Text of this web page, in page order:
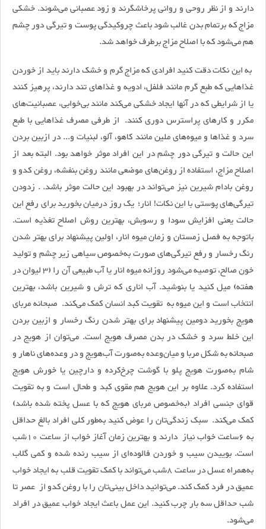
دارند و از نظر روحی و روانی پرخاشگرند و زود عصبانی می‌شوند. خشکی
مزاج که برتمام بدن غالب ‌شود باعث چروکیدگی پوست و تیرگی دور چشم
هم می‌شود که با اصلاح مزاج برطرف خواهد شد.
به این نکات دقت کنید افرادی که مزاج گرم و خشک دارند باید از خوردن
غذاهایی که طبع گرم مانند فلفل، ادویه و غذاهای تند دارند، پرهیز کنند
یا از شرایطی که در آنها ایجاد خشکی می‌کند مانند بی‌خوابی، عصبانیت‌های
مکرر و کارهای پراسترس دوری کنند. از طرفی مصرف غذاهایی با طبع
سرد و غذاها و میوه‌های ملین مانند کاهو، آلو، لبنیات و... در ازبین بردن
این حالت و تیرگی دور چشم در این افراد موثر خواهد بود. البته بعد از
اصلاح مزاج، استفاده از روغن‌های موضعی مانند روغن بنفشه، روغن کدو و
روغن بادام شیرین نیز می‌تواند در بهبود این حالت موثر باشد. . زدودن
تیرگی‌های پوستی با این نکات! انار؛ یک روز درمیان بخورید برای رفع این
حالت یعنی افزایش سودا و رسوبش، بهترین روش اصلاح تغذیه است.
با‌توجه به فصل زمستان و زمان میوه انار، اولین پیشنهاد برای بهتر شدن
رنگ رخسار و رفع تیرگی‌های صورت به‌خصوص سیاهی زیر چشم و تولید
خون صالح، توصیه می‌شود روزانه میوه انار یا آب طبیعی آن را (‌3 لیوان در
هفته) میل کنید یا بنوشید. آب اناری که ترش و شیرین باشد، بهترین
انتخاب است و این میوه به تقویت کبد انسان کمک می‌کند. صبحانه مربای
هویج بخورید دومین پیشنهاد برای بهتر شدن رنگ رخسار و از‌بین بردن
این خلط سرد و خشک در بدن مصرف هویج است. می‌توان از هویج در
صبحانه به شکل مربا و میان‌وعده به‌صورت آب‌هویج و در وعده‌های ناهار و
شام به‌صورت هویج پلو با گوشت‌ چرخ‌کرده و دارچین یا خورش هویج
استفاده کرد. علاوه بر این هویج هم مقوی کبد و طحال است و به تقویت
قوای جنسی افراد (به‌خصوص مربای هویج که با عسل پخته شده باشد)
کمک می‌کند. سبک زندگی‌تان را عوض کنید به‌طور کلی افراد بالغ حداقل
به 6‌ساعت خواب نیاز دارند و بهترین زمان آغاز خواب از ساعت 10شب
است. بوییدن سیب و خوردن فالوده‌ای از سیب رنده شده و کمی گلاب
به‌همراه عسل ‌در ساعت 8شب می‌تواند با کمک ‌تقویت قلب به ایجاد خواب
عمیق در فرد کمک کند. می‌توانید داخل بینی‌تان را با روغن کدو از عصر تا
شب حداقل سه بار چرب کنید. این عمل باعث ایجاد خواب عمیق در افراد
می‌شود.